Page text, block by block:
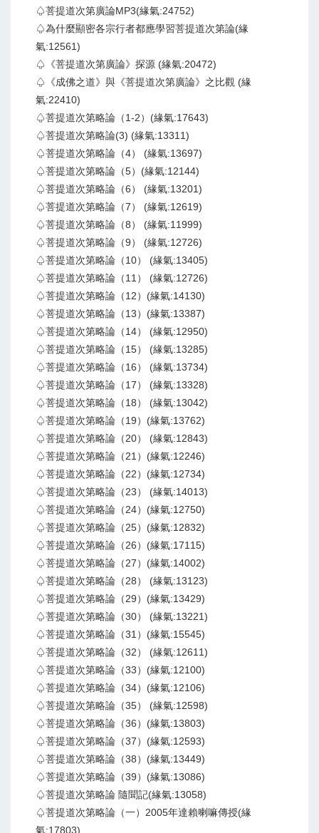
♤菩提道次第廣論MP3(緣氣:24752)
♤為什麼顯密各宗行者都應學習菩提道次第論(緣
氣:12561)
♤《菩提道次第廣論》探源 (緣氣:20472)
♤《成佛之道》與《菩提道次第廣論》之比觀 (緣
氣:22410)
♤菩提道次第略論（1-2）(緣氣:17643)
♤菩提道次第略論(3) (緣氣:13311)
♤菩提道次第略論（4） (緣氣:13697)
♤菩提道次第略論（5）(緣氣:12144)
♤菩提道次第略論（6） (緣氣:13201)
♤菩提道次第略論（7） (緣氣:12619)
♤菩提道次第略論（8） (緣氣:11999)
♤菩提道次第略論（9） (緣氣:12726)
♤菩提道次第略論（10） (緣氣:13405)
♤菩提道次第略論（11） (緣氣:12726)
♤菩提道次第略論（12）(緣氣:14130)
♤菩提道次第略論（13）(緣氣:13387)
♤菩提道次第略論（14） (緣氣:12950)
♤菩提道次第略論（15） (緣氣:13285)
♤菩提道次第略論（16） (緣氣:13734)
♤菩提道次第略論（17） (緣氣:13328)
♤菩提道次第略論（18） (緣氣:13042)
♤菩提道次第略論（19）(緣氣:13762)
♤菩提道次第略論（20） (緣氣:12843)
♤菩提道次第略論（21）(緣氣:12246)
♤菩提道次第略論（22）(緣氣:12734)
♤菩提道次第略論（23） (緣氣:14013)
♤菩提道次第略論（24）(緣氣:12750)
♤菩提道次第略論（25）(緣氣:12832)
♤菩提道次第略論（26）(緣氣:17115)
♤菩提道次第略論（27）(緣氣:14002)
♤菩提道次第略論（28） (緣氣:13123)
♤菩提道次第略論（29）(緣氣:13429)
♤菩提道次第略論（30） (緣氣:13221)
♤菩提道次第略論（31）(緣氣:15545)
♤菩提道次第略論（32） (緣氣:12611)
♤菩提道次第略論（33）(緣氣:12100)
♤菩提道次第略論（34）(緣氣:12106)
♤菩提道次第略論（35） (緣氣:12598)
♤菩提道次第略論（36）(緣氣:13803)
♤菩提道次第略論（37）(緣氣:12593)
♤菩提道次第略論（38）(緣氣:13449)
♤菩提道次第略論（39）(緣氣:13086)
♤菩提道次第略論 隨聞記(緣氣:13058)
♤菩提道次第略論（一）2005年達賴喇嘛傳授(緣
氣:17803)